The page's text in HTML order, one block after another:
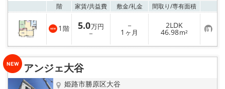
スタッフ紹介
スタッフ募集中
店舗情報·アクセス
会社概要
階 家賃/共益費 敷金/礼金 間取り/専有面積
1 階 5.0万円
－
－
1 ヶ月
2LDK
46.98m² お
気
に
り
アンジェ大谷
姫路市勝原区大谷